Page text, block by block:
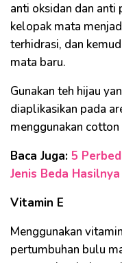
anti oksidan dan anti
kelopak mata
terhidrasi, dan
mata baru.
Gunakan teh hijau
diaplikasikan pada
menggunakan
Baca Juga: 5
Jenis Beda Hasilnya
Vitamin E
Menggunakan
pertumbuhan bulu